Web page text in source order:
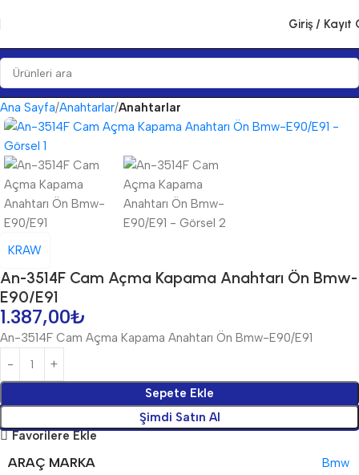
Giriş / Kayıt
Ana Sayfa Anahtarlar Anahtarlar
KRAW
An-3514F Cam Açma Kapama Anahtarı Ön Bmw-
E90/E91
1.387,00₺
An-3514F Cam Açma Kapama Anahtarı Ön Bmw-E90/E91
Sepete Ekle
Şimdi Satın Al
Favorilere Ekle
ARAÇ MARKA Bmw